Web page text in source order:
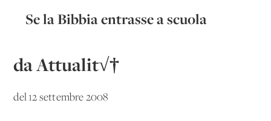
Se la Bibbia entrasse a scuola
da Attualit√†
del 12 settembre 2008